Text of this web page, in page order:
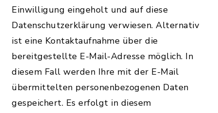
Einwilligung eingeholt und auf diese
Datenschutzerklärung verwiesen. Alternativ
ist eine Kontaktaufnahme über die
bereitgestellte E-Mail-Adresse möglich. In
diesem Fall werden Ihre mit der E-Mail
übermittelten personenbezogenen Daten
gespeichert. Es erfolgt in diesem